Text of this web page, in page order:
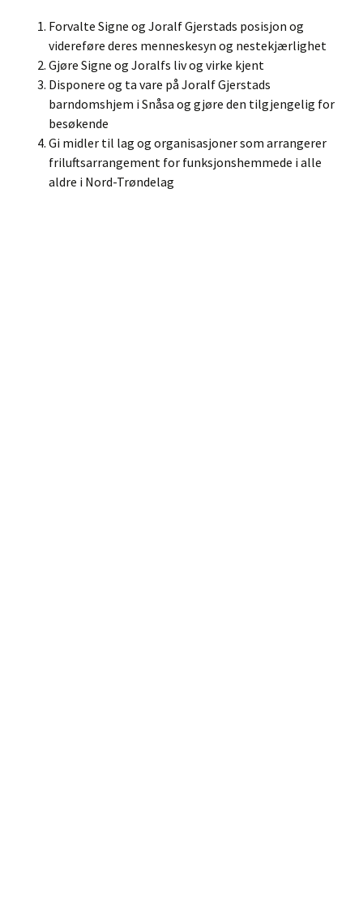
Forvalte Signe og Joralf Gjerstads posisjon og
videreføre deres menneskesyn og nestekjærlighet
Gjøre Signe og Joralfs liv og virke kjent
Disponere og ta vare på Joralf Gjerstads
barndomshjem i Snåsa og gjøre den tilgjengelig for
besøkende
Gi midler til lag og organisasjoner som arrangerer
friluftsarrangement for funksjonshemmede i alle
aldre i Nord-Trøndelag